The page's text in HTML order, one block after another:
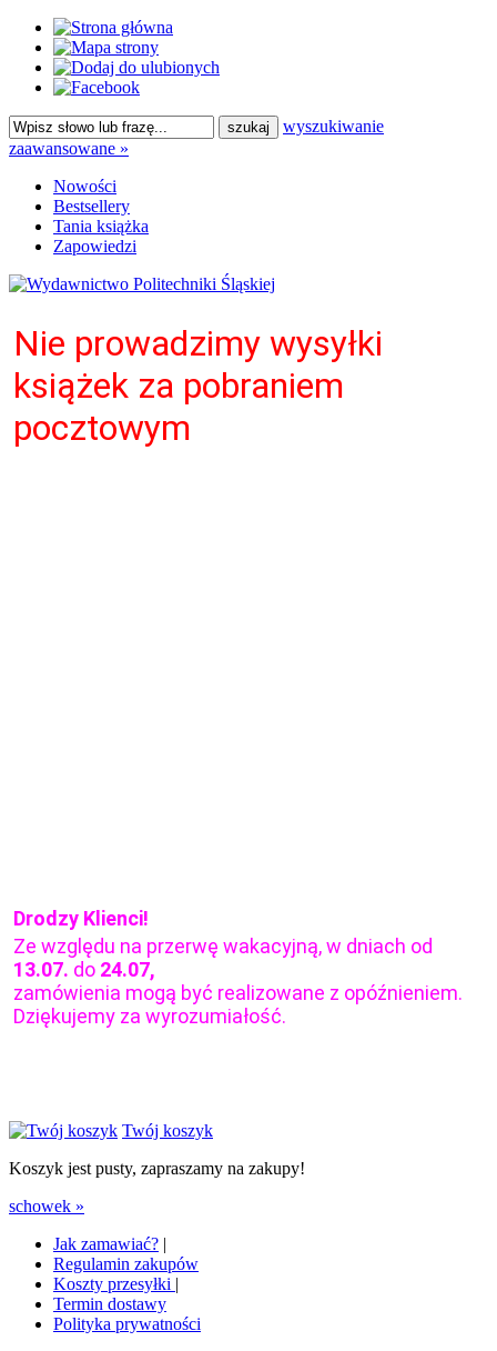
wyszukiwanie
zaawansowane »
Nowości
Bestsellery
Tania książka
Zapowiedzi
Nie prowadzimy wysyłki
książek za pobraniem
pocztowym
Drodzy Klienci!
Ze względu na przerwę wakacyjną, w dniach od
13.07. do 24.07,
zamówienia mogą być realizowane z opóźnieniem.
Dziękujemy za wyrozumiałość.
Twój koszyk
Koszyk jest pusty, zapraszamy na zakupy!
schowek »
Jak zamawiać? |
Regulamin zakupów
Koszty przesyłki |
Termin dostawy
Polityka prywatności